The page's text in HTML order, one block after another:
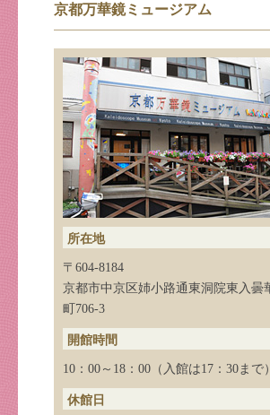
京都万華鏡ミュージアム
所在地
〒604-8184
京都市中京区姉小路通東洞院東入曇
町706-3
開館時間
10：00～18：00（入館は17：30まで）
休館日